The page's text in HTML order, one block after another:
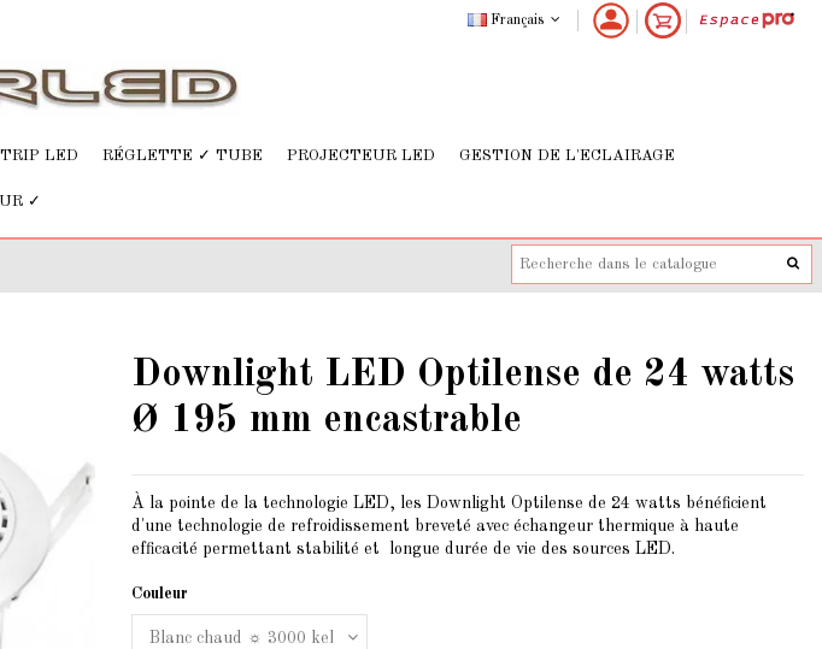
Français
LED RÉGLETTE ✓ TUBE PROJECTEUR LED GESTION DE L'ECLAIRAGE
✓
Downlight LED Optilense de 24 watts
Ø 195 mm encastrable
À la pointe de la technologie LED, les Downlight Optilense de 24 watts bénéficient
d'une technologie de refroidissement breveté avec échangeur thermique à haute
efficacité permettant stabilité et longue durée de vie des sources LED.
Couleur